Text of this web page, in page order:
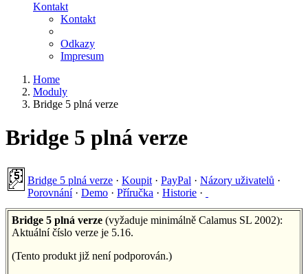
Kontakt
Kontakt
Odkazy
Impresum
Home
Moduly
Bridge 5 plná verze
Bridge 5 plná verze
Bridge 5 plná verze · Koupit · PayPal · Názory uživatelů ·
Porovnání· Demo · Příručka · Historie ·
Bridge 5 plná verze (vyžaduje minimálně Calamus SL 2002):
Aktuální číslo verze je 5.16.
(Tento produkt již není podporován.)